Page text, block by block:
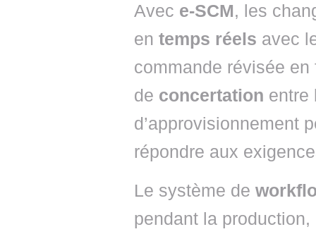
Avec e-SCM, les
en temps réels avec
commande révisée
de concertation entre
d’approvisionnement
répondre aux
Le système de
pendant la